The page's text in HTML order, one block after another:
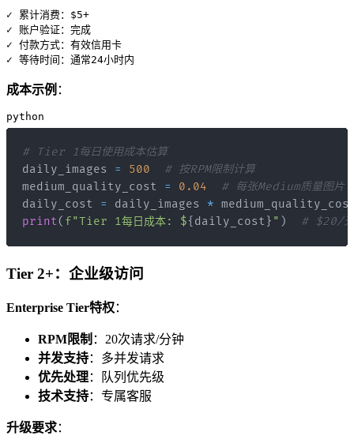
✓ 累计消费：$5+
✓ 账户验证：完成
✓ 付款方式：有效信用卡
成本示例 ：
python
# Tier 1每日使用成本估算
daily_images = 500
# 按RPM限制计算
medium_quality_cost = 0.04
# 每张Medium质量图片
daily_cost = daily_images *
print( f"Tier 1每日成本: ${ daily_cost } " ) # $20/天
Tier 2+：企业级访问
Enterprise Tier特权：
RPM限制 ：20次请求/分钟
并发支持：多并发请求
优先处理：队列优先级
技术支持：专属客服
升级要求：